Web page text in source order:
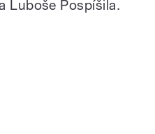
Luboše Pospíšila.